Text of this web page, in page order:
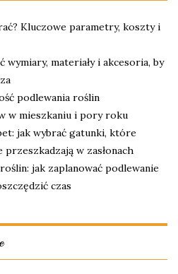
Kluczowe parametry, koszty i
wymiary, materiały i akcesoria, by
podlewania roślin
w mieszkaniu i pory roku
jak wybrać gatunki, które
w zasłonach
jak zaplanować podlewanie
czas